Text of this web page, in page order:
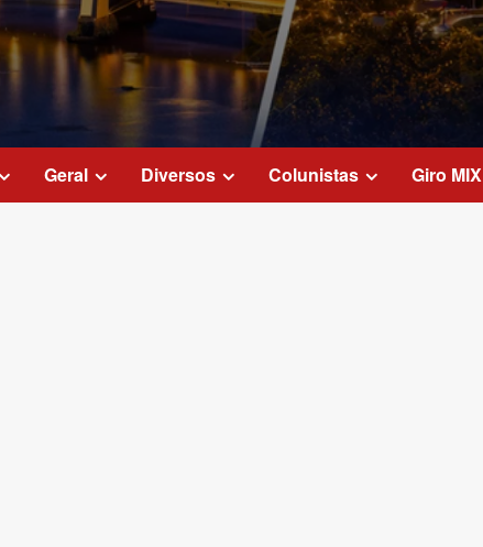
Geral Diversos Colunistas Giro MIX